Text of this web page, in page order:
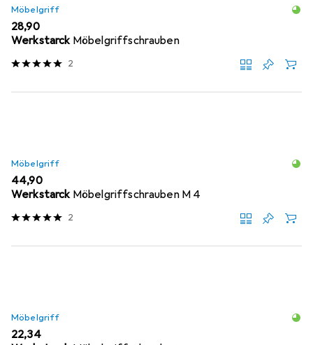
Möbelgriff
EUR
28,90
Werkstarck Möbelgriffschrauben
2
Möbelgriff
EUR
44,90
Werkstarck Möbelgriffschrauben M 4
2
Möbelgriff
EUR
22,34